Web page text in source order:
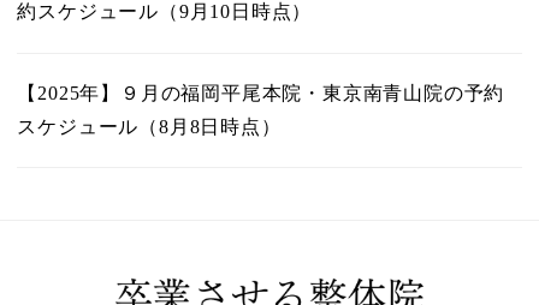
約スケジュール（9月10日時点）
【2025年】９月の福岡平尾本院・東京南青山院の予約
スケジュール（8月8日時点）